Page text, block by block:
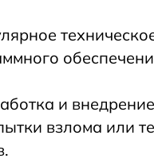
и
взлома или